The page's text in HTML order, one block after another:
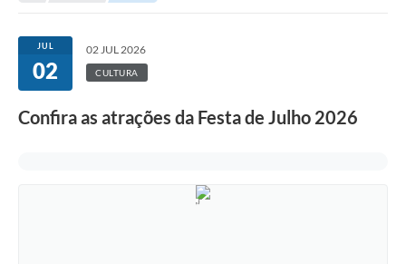
JUL
02
02 JUL 2026
CULTURA
Confira as atrações da Festa de Julho 2026